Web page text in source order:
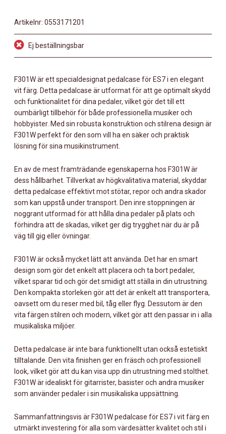
Artikelnr: 0553171201
Ej beställningsbar
F301W är ett specialdesignat pedalcase för ES7 i en elegant
vit färg. Detta pedalcase är utformat för att ge optimalt skydd
och funktionalitet för dina pedaler, vilket gör det till ett
oumbärligt tillbehör för både professionella musiker och
hobbyister. Med sin robusta konstruktion och stilrena design är
F301W perfekt för den som vill ha en säker och praktisk
lösning för sina musikinstrument.
En av de mest framträdande egenskaperna hos F301W är
dess hållbarhet. Tillverkat av högkvalitativa material, skyddar
detta pedalcase effektivt mot stötar, repor och andra skador
som kan uppstå under transport. Den inre stoppningen är
noggrant utformad för att hålla dina pedaler på plats och
förhindra att de skadas, vilket ger dig trygghet när du är på
väg till gig eller övningar.
F301W är också mycket lätt att använda. Det har en smart
design som gör det enkelt att placera och ta bort pedaler,
vilket sparar tid och gör det smidigt att ställa in din utrustning.
Den kompakta storleken gör att det är enkelt att transportera,
oavsett om du reser med bil, tåg eller flyg. Dessutom är den
vita färgen stilren och modern, vilket gör att den passar in i alla
musikaliska miljöer.
Detta pedalcase är inte bara funktionellt utan också estetiskt
tilltalande. Den vita finishen ger en fräsch och professionell
look, vilket gör att du kan visa upp din utrustning med stolthet.
F301W är idealiskt för gitarrister, basister och andra musiker
som använder pedaler i sin musikaliska uppsättning.
Sammanfattningsvis är F301W pedalcase för ES7 i vit färg en
utmärkt investering för alla som värdesätter kvalitet och stil i